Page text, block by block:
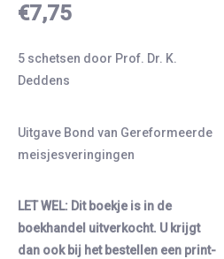
€7,75
5 schetsen door Prof. Dr. K.
Deddens
Uitgave Bond van Gereformeerde
meisjesveringingen
LET WEL: Dit boekje is in de
boekhandel uitverkocht. U krijgt
dan ook bij het bestellen een print-